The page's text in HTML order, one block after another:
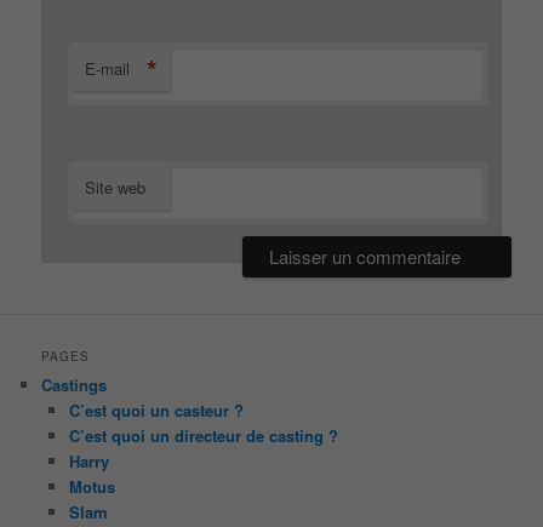
E-mail *
Site web
PAGES
Castings
C’est quoi un casteur ?
C’est quoi un directeur de casting ?
Harry
Motus
Slam